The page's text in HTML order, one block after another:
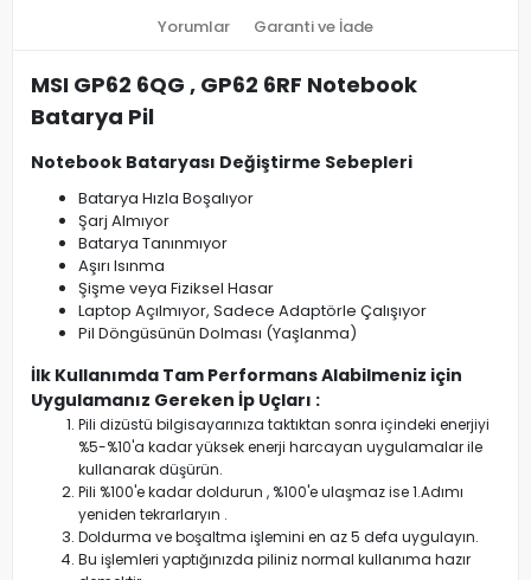
Yorumlar Garanti ve İade
MSI GP62 6QG , GP62 6RF Notebook
Batarya Pil
Notebook Bataryası Değiştirme Sebepleri
Batarya Hızla Boşalıyor
Şarj Almıyor
Batarya Tanınmıyor
Aşırı Isınma
Şişme veya Fiziksel Hasar
Laptop Açılmıyor, Sadece Adaptörle Çalışıyor
Pil Döngüsünün Dolması (Yaşlanma)
İlk Kullanımda Tam Performans Alabilmeniz için
Uygulamanız Gereken İp Uçları :
Pili dizüstü bilgisayarınıza taktıktan sonra içindeki enerjiyi
%5-%10'a kadar yüksek enerji harcayan uygulamalar ile
kullanarak düşürün.
Pili %100'e kadar doldurun , %100'e ulaşmaz ise 1.Adımı
yeniden tekrarlaryın .
Doldurma ve boşaltma işlemini en az 5 defa uygulayın.
Bu işlemleri yaptığınızda piliniz normal kullanıma hazır